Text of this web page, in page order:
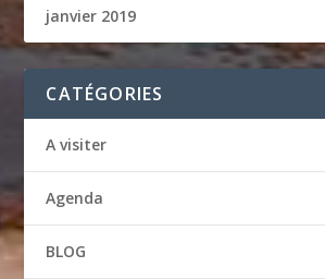
janvier 2019
CATÉGORIES
A visiter
Agenda
BLOG